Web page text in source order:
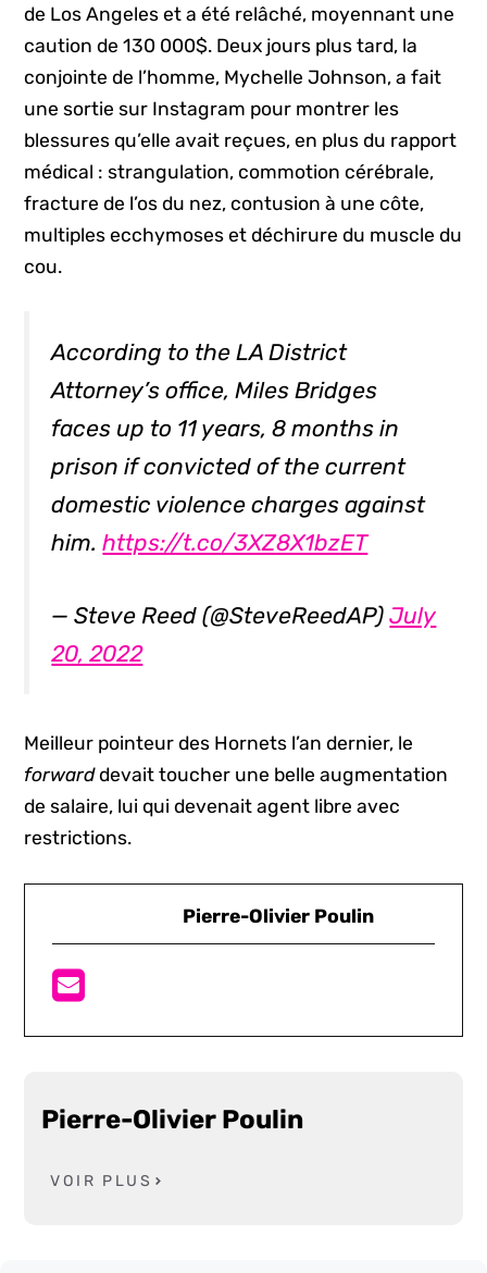
de Los Angeles et a été relâché, moyennant une
caution de 130 000$. Deux jours plus tard, la
conjointe de l’homme, Mychelle Johnson, a fait
une sortie sur Instagram pour montrer les
blessures qu’elle avait reçues, en plus du rapport
médical : strangulation, commotion cérébrale,
fracture de l’os du nez, contusion à une côte,
multiples ecchymoses et déchirure du muscle du
cou.
According to the LA District
Attorney’s office, Miles Bridges
faces up to 11 years, 8 months in
prison if convicted of the current
domestic violence charges against
him.https://t.co/3XZ8X1bzET
— Steve Reed (@SteveReedAP)July
20, 2022
Meilleur pointeur des Hornets l’an dernier, le
forwarddevait toucher une belle augmentation
de salaire, lui qui devenait agent libre avec
restrictions.
Pierre-Olivier Poulin
Pierre-Olivier Poulin
VOIR PLUS